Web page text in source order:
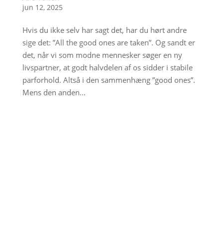
jun 12, 2025
Hvis du ikke selv har sagt det, har du hørt andre
sige det: ”All the good ones are taken”. Og sandt er
det, når vi som modne mennesker søger en ny
livspartner, at godt halvdelen af os sidder i stabile
parforhold. Altså i den sammenhæng ”good ones”.
Mens den anden...